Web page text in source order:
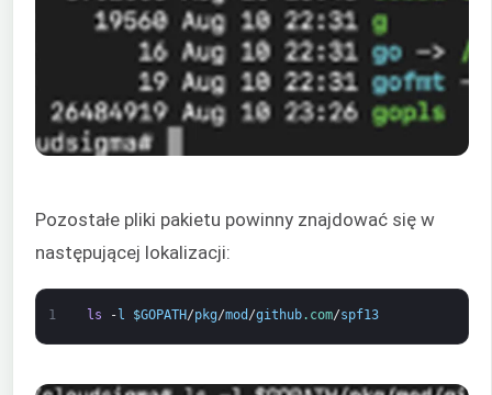
Pozostałe pliki pakietu powinny znajdować się w
następującej lokalizacji:
1 ls - l $GOPATH/pkg/mod /github.com/spf13